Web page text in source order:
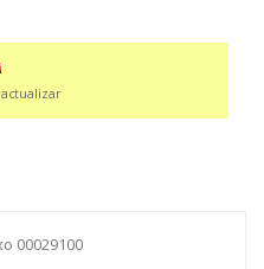
actualizar
00029100